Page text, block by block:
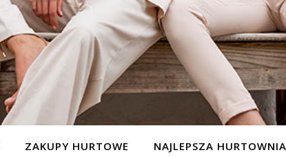
ZAKUPY HURTOWE NAJLEPSZA